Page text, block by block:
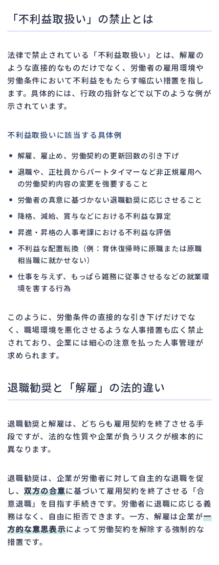
「不利益取扱い」の禁止とは
法律で禁止されている「不利益取扱い」とは、解雇の
ような直接的なものだけでなく、労働者の雇用環境や
労働条件において不利益をもたらす幅広い措置を指し
ます。具体的には、行政の指針などで以下のような例が
示されています。
不利益取扱いに該当する具体例
解雇、雇止め、労働契約の更新回数の引き下げ
退職や、正社員からパートタイマーなど非正規雇用へ
の労働契約内容の変更を強要すること
労働者の真意に基づかない退職勧奨に応じさせること
降格、減給、賞与などにおける不利益な算定
昇進・昇格の人事考課における不利益な評価
不利益な配置転換（例：育休復帰時に原職または原職
相当職に就かせない）
仕事を与えず、もっぱら雑務に従事させるなどの就業環
境を害する行為
このように、労働条件の直接的な引き下げだけでな
く、職場環境を悪化させるような人事措置も広く禁止
されており、企業には細心の注意を払った人事管理が
求められます。
退職勧奨と「解雇」の法的違い
退職勧奨と解雇は、どちらも雇用契約を終了させる手
段ですが、法的な性質や企業が負うリスクが根本的に
異なります。
退職勧奨は、企業が労働者に対して自主的な退職を促
し、 双方の合意に基づいて雇用契約を終了させる「合
意退職」を目指す手続きです。労働者に退職に応じる義
務はなく、自由に拒否できます。一方、解雇は企業が一
方的な意思表示によって労働契約を解除する強制的な
措置です。